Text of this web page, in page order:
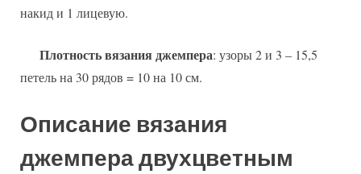
накид и 1 лицевую.
Плотность вязания джемпера: узоры 2 и 3 – 15,5
петель на 30 рядов = 10 на 10 см.
Описание вязания
джемпера двухцветным